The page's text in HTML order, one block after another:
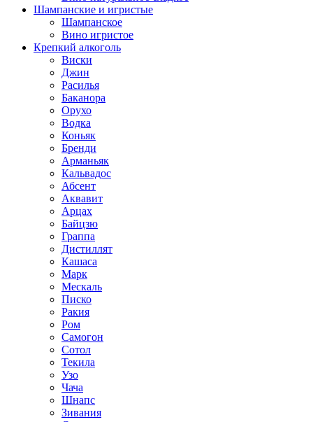
Шампанские и игристые
Шампанское
Вино игристое
Крепкий алкоголь
Виски
Джин
Расилья
Баканора
Орухо
Водка
Коньяк
Бренди
Арманьяк
Кальвадос
Абсент
Аквавит
Арцах
Байцзю
Граппа
Дистиллят
Кашаса
Марк
Мескаль
Писко
Ракия
Ром
Самогон
Сотол
Текила
Узо
Чача
Шнапс
Зивания